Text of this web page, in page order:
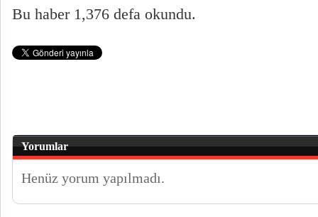
Bu haber 1,376 defa okundu.
Yorumlar
Henüz yorum yapılmadı.